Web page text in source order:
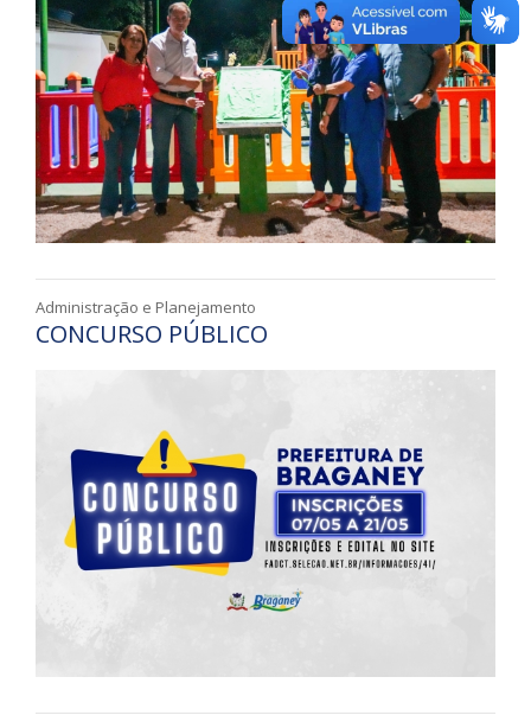
Administração e Planejamento
CONCURSO PÚBLICO